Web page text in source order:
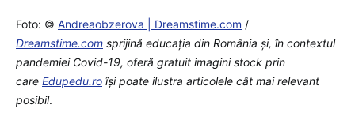
Foto: © Andreaobzerova | Dreamstime.com /
Dreamstime.com sprijină educaţia din România şi, în contextul
pandemiei Covid-19, oferă gratuit imagini stock prin
care Edupedu.ro îşi poate ilustra articolele cât mai relevant
posibil.